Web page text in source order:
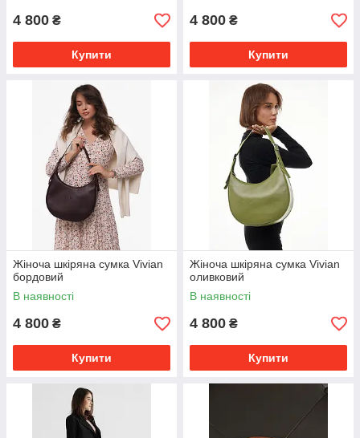
4 800 ₴
Купити
4 800 ₴
Купити
Жіноча шкіряна сумка Vivian
бордовий
В наявності
4 800 ₴
Купити
Жіноча шкіряна сумка Vivian
оливковий
В наявності
4 800 ₴
Купити